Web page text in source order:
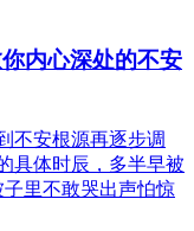
内心深处的不安
安根源再逐步调
体时辰，多半早被
里不敢哭出声怕惊